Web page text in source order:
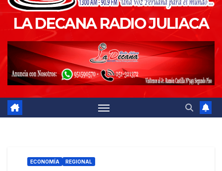
LA DECANA RADIO JULIACA
ECONOMÍA REGIONAL